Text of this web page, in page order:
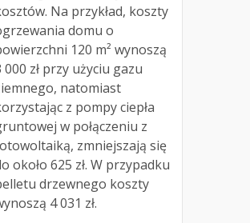
Na przykład, koszty
domu o
120 m² wynoszą
000 zł przy użyciu gazu
natomiast
z pompy ciepła
w połączeniu z
zmniejszają się
około 625 zł. W przypadku
drzewnego koszty
4 031 zł.